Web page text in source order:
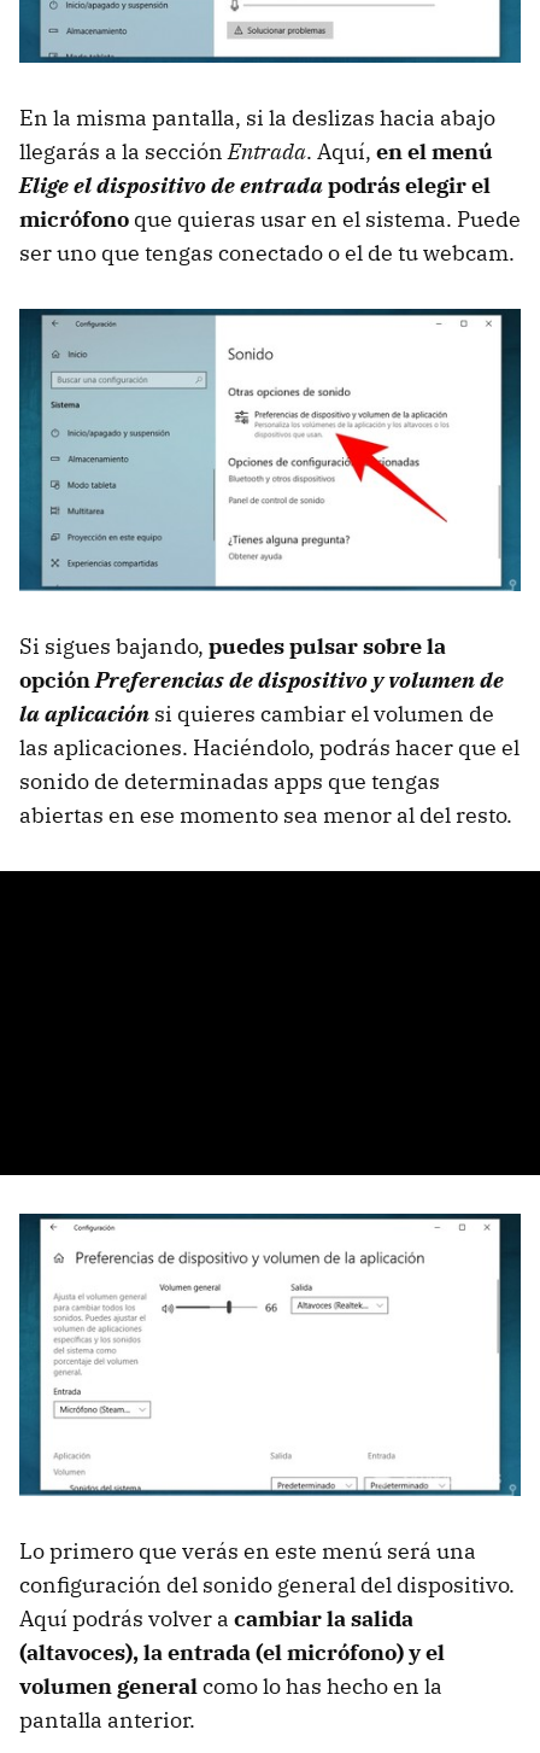
En la misma pantalla, si la deslizas hacia abajo
llegarás a la secciónEntrada. Aquí, en el menú
Elige el dispositivo de entradapodrás elegir el
micrófono que quieras usar en el sistema. Puede
ser uno que tengas conectado o el de tu webcam.
Si sigues bajando, puedes pulsar sobre la
opciónPreferencias de dispositivo y volumen de
la aplicación si quieres cambiar el volumen de
las aplicaciones. Haciéndolo, podrás hacer que el
sonido de determinadas apps que tengas
abiertas en ese momento sea menor al del resto.
Lo primero que verás en este menú será una
configuración del sonido general del dispositivo.
Aquí podrás volver a cambiar la salida
(altavoces), la entrada (el micrófono) y el
volumen generalcomo lo has hecho en la
pantalla anterior.